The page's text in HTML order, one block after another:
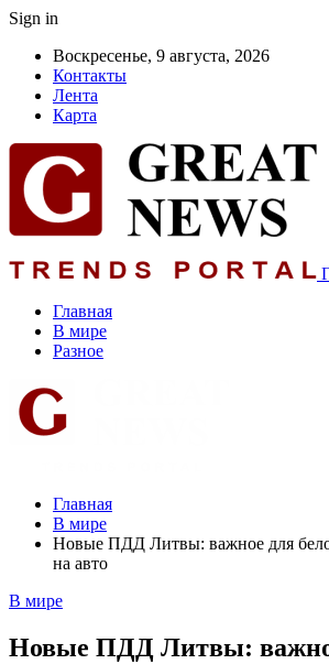
Sign in
Воскресенье, 9 августа, 2026
Контакты
Лента
Карта
Главная
В мире
Разное
Главная
В мире
Новые ПДД Литвы: важное для
на авто
В мире
Новые ПДД Литвы: